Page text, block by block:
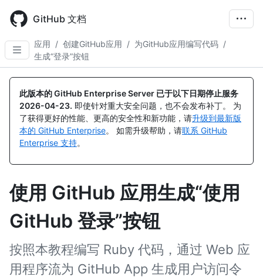
main
content
GitHub 文档
应用 / 创建GitHub应用 / 为GitHub应用编写代码 /
生成“登录”按钮
此版本的 GitHub Enterprise Server 已于以下日期停止服务
2026-04-23. 即使针对重大安全问题，也不会发布补丁。 为
了获得更好的性能、更高的安全性和新功能，请升级到最新版
本的 GitHub Enterprise。 如需升级帮助，请联系 GitHub
Enterprise 支持。
使用 GitHub 应用生成“使用
GitHub 登录”按钮
按照本教程编写 Ruby 代码，通过 Web 应
用程序流为 GitHub App 生成用户访问令